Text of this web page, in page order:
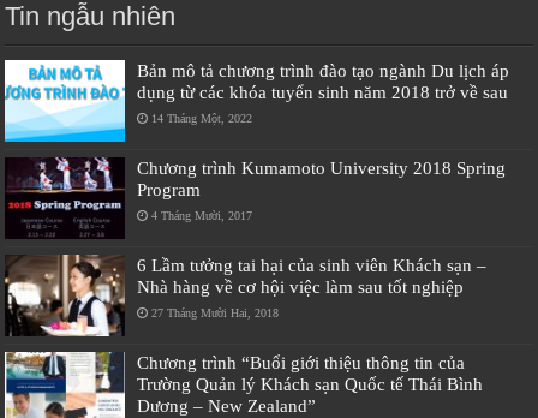
Tin ngẫu nhiên
Bản mô tả chương trình đào tạo ngành Du lịch áp
dụng từ các khóa tuyển sinh năm 2018 trở về sau
14 Tháng Một, 2022
Chương trình Kumamoto University 2018 Spring
Program
4 Tháng Mười, 2017
6 Lầm tưởng tai hại của sinh viên Khách sạn –
Nhà hàng về cơ hội việc làm sau tốt nghiệp
27 Tháng Mười Hai, 2018
Chương trình “Buổi giới thiệu thông tin của
Trường Quản lý Khách sạn Quốc tế Thái Bình
Dương – New Zealand”